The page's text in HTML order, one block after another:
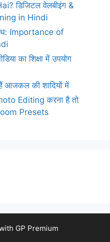
डिजिटल वेलबीइंग &
in Hindi
Importance of
का शिक्षा में उपयोग
आजकल की शादियों में
Editing करना है तो
Presets
GP Premium